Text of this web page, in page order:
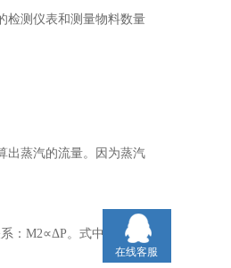
检测仪表和测量物料数量
蒸汽的流量。因为蒸汽
：M2∝ΔP。式中，M 为
在线客服